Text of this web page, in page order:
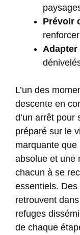
Prévoir
Adapter
L’un des
descente en
d’un arrêt pour
préparé sur le
marquante
absolue et une
chacun à se
essentiels.
retrouvent
refuges
de chaque